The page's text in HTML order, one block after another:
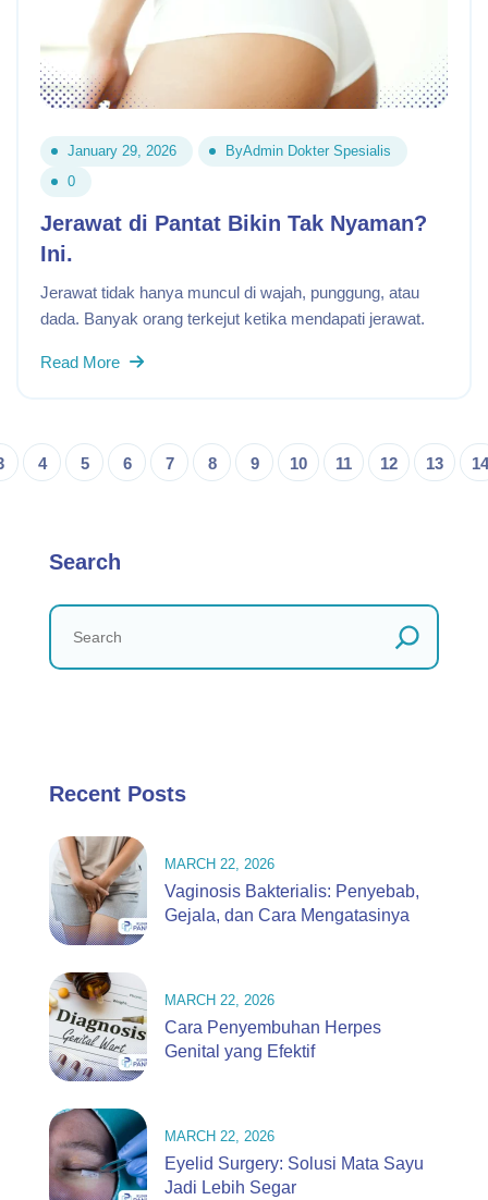
January 29, 2026 ByAdmin Dokter Spesialis
0
Jerawat di Pantat Bikin Tak Nyaman?
Ini.
Jerawat tidak hanya muncul di wajah, punggung, atau
dada. Banyak orang terkejut ketika mendapati jerawat.
Read More
4 5 6 7 8 9 10 11 12 13 14
Search
Recent Posts
MARCH 22, 2026
Vaginosis Bakterialis: Penyebab,
Gejala, dan Cara Mengatasinya
MARCH 22, 2026
Cara Penyembuhan Herpes
Genital yang Efektif
MARCH 22, 2026
Eyelid Surgery: Solusi Mata Sayu
Jadi Lebih Segar